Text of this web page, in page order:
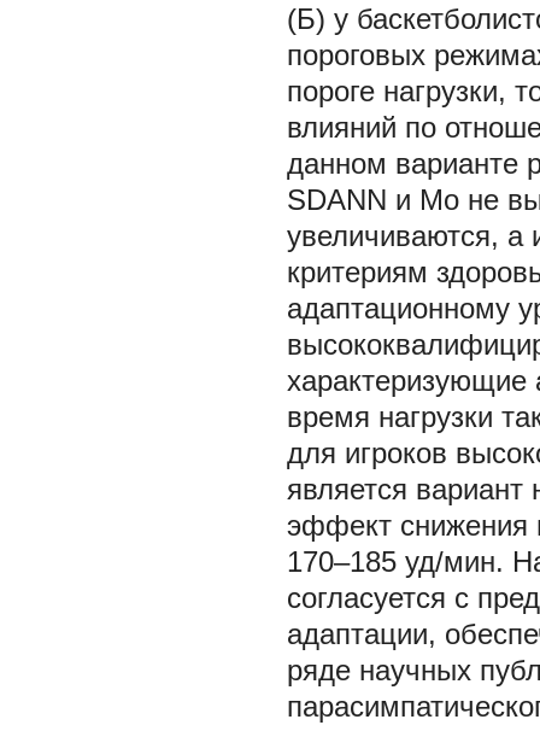
(Б) у
пороговых
пороге нагрузки,
влияний по
данном варианте
SDANN и Мо не
увеличиваются, а
критериям
адаптационному
характеризующие
время нагрузки
для игроков
является вариант
эффект снижения
170–185 уд/мин.
согласуется с
адаптации,
ряде научных